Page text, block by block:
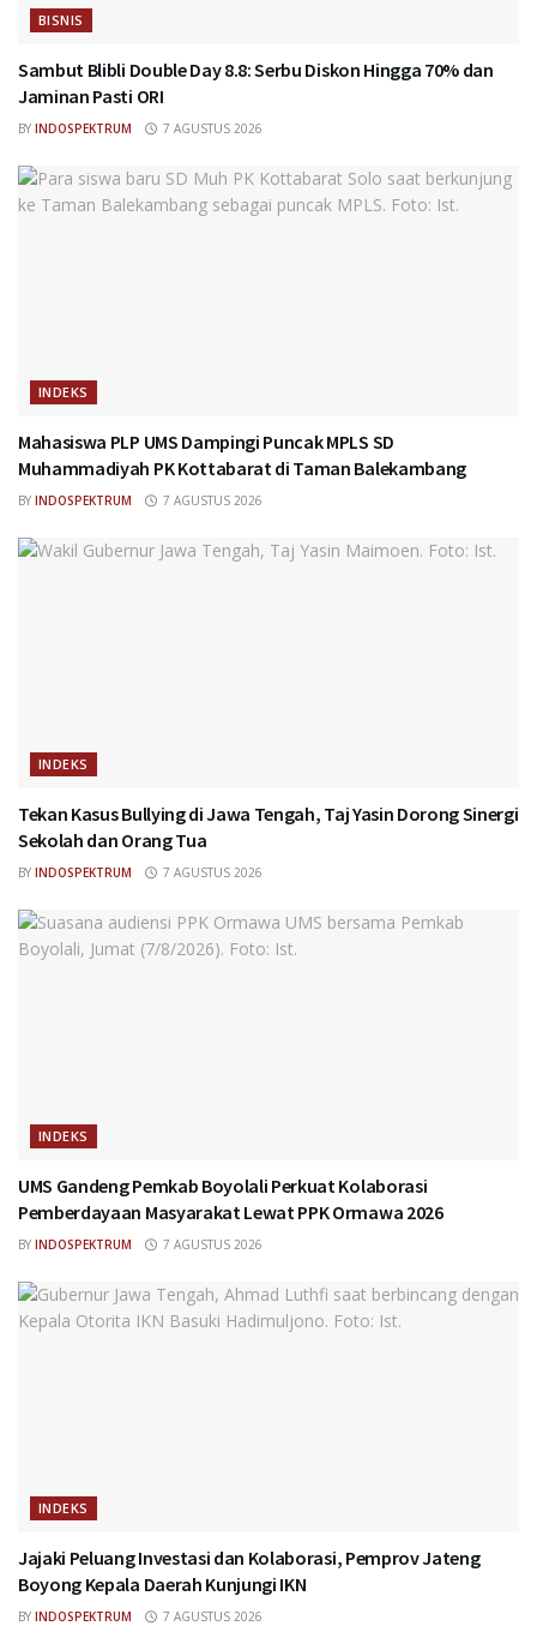
BISNIS
Sambut Blibli Double Day 8.8: Serbu Diskon Hingga 70% dan
Jaminan Pasti ORI
BY INDOSPEKTRUM 7 AGUSTUS 2026
INDEKS
Mahasiswa PLP UMS Dampingi Puncak MPLS SD
Muhammadiyah PK Kottabarat di Taman Balekambang
BY INDOSPEKTRUM 7 AGUSTUS 2026
INDEKS
Tekan Kasus Bullying di Jawa Tengah, Taj Yasin Dorong Sinergi
Sekolah dan Orang Tua
BY INDOSPEKTRUM 7 AGUSTUS 2026
INDEKS
UMS Gandeng Pemkab Boyolali Perkuat Kolaborasi
Pemberdayaan Masyarakat Lewat PPK Ormawa 2026
BY INDOSPEKTRUM 7 AGUSTUS 2026
INDEKS
Jajaki Peluang Investasi dan Kolaborasi, Pemprov Jateng
Boyong Kepala Daerah Kunjungi IKN
BY INDOSPEKTRUM 7 AGUSTUS 2026